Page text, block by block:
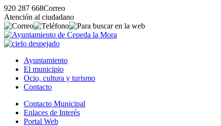
920 287 668Correo
Atención al ciudadano
Ayuntamiento
El municipio
Ocio, cultura y turismo
Contacto
Contacto Municipal
Enlaces de Interés
Portal Web